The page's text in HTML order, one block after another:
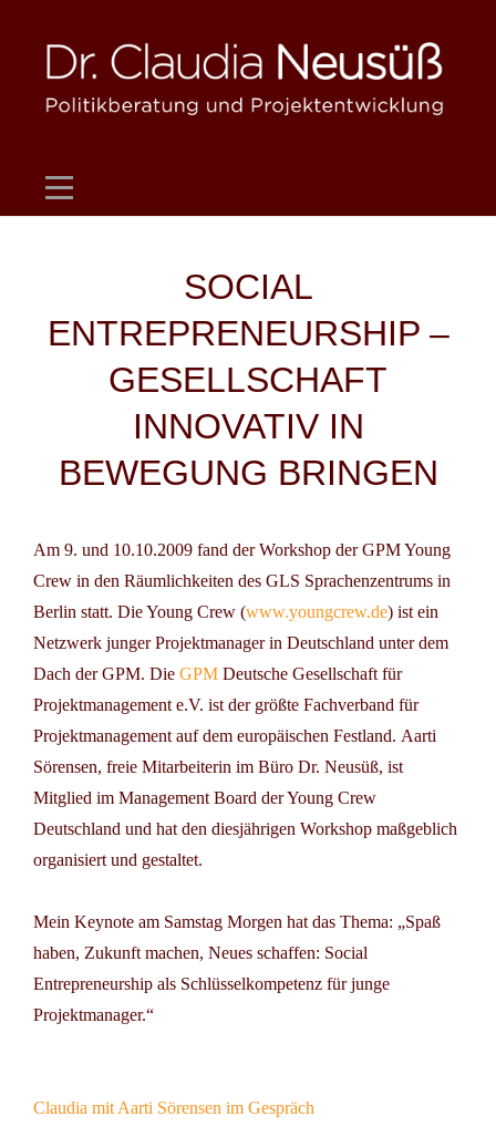
content
SOCIAL
ENTREPRENEURSHIP –
GESELLSCHAFT
INNOVATIV IN
BEWEGUNG BRINGEN
Am 9. und 10.10.2009 fand der Workshop derGPM Young
Crew in den Räumlichkeiten des GLS Sprachenzentrums in
Berlin statt. Die Young Crew (www.youngcrew.de) ist ein
Netzwerk junger Projektmanager in Deutschland unter dem
Dach der GPM. Die GPM Deutsche Gesellschaft für
Projektmanagement e.V. ist der größte Fachverband für
Projektmanagement auf dem europäischen Festland. Aarti
Sörensen, freie Mitarbeiterin im Büro Dr. Neusüß, ist
Mitglied im Management Board der Young Crew
Deutschland und hat den diesjährigen Workshop maßgeblich
organisiert und gestaltet.
Mein Keynote am Samstag Morgen hat das Thema: „Spaß
haben, Zukunft machen, Neues schaffen: Social
Entrepreneurship als Schlüsselkompetenz für junge
Projektmanager.“
Claudia mit Aarti Sörensen im Gespräch